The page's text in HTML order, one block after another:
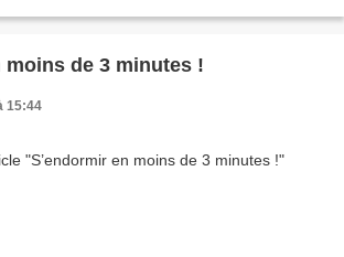
moins de 3 minutes !
15:44